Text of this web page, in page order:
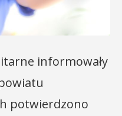
informowały
potwierdzono